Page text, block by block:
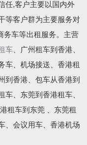
任,客户主要以国内外
等客户群为主要服务对
务车等出租服务。主营
车、广州租车到香港、
车、机场接送、香港租
到香港、包车从香港到
车、东莞到香港租车、
租车到东莞 、东莞租
、会议用车、香港机场